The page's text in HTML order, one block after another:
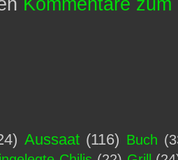
Kommentare
Aussaat (116) Buch